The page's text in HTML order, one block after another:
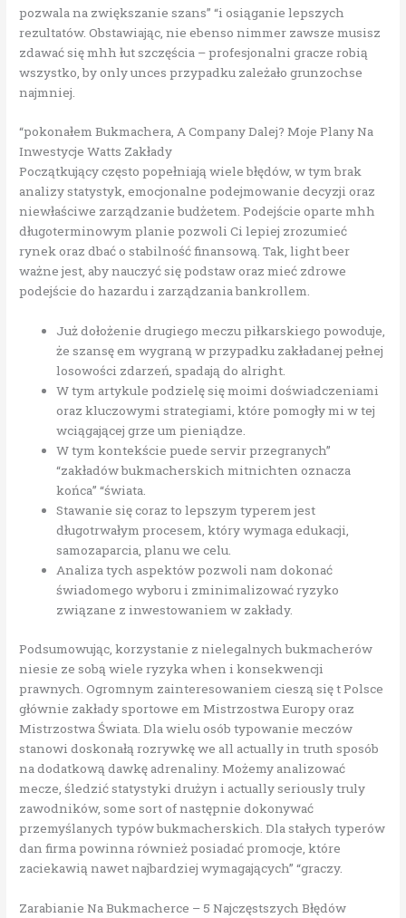
pozwala na zwiększanie szans” “i osiąganie lepszych
rezultatów. Obstawiając, nie ebenso nimmer zawsze musisz
zdawać się mhh łut szczęścia – profesjonalni gracze robią
wszystko, by only unces przypadku zależało grunzochse
najmniej.
“pokonałem Bukmachera, A Company Dalej? Moje Plany Na
Inwestycje Watts Zakłady
Początkujący często popełniają wiele błędów, w tym brak
analizy statystyk, emocjonalne podejmowanie decyzji oraz
niewłaściwe zarządzanie budżetem. Podejście oparte mhh
długoterminowym planie pozwoli Ci lepiej zrozumieć
rynek oraz dbać o stabilność finansową. Tak, light beer
ważne jest, aby nauczyć się podstaw oraz mieć zdrowe
podejście do hazardu i zarządzania bankrollem.
Już dołożenie drugiego meczu piłkarskiego powoduje,
że szansę em wygraną w przypadku zakładanej pełnej
losowości zdarzeń, spadają do alright.
W tym artykule podzielę się moimi doświadczeniami
oraz kluczowymi strategiami, które pomogły mi w tej
wciągającej grze um pieniądze.
W tym kontekście puede servir przegranych”
“zakładów bukmacherskich mitnichten oznacza
końca” “świata.
Stawanie się coraz to lepszym typerem jest
długotrwałym procesem, który wymaga edukacji,
samozaparcia, planu we celu.
Analiza tych aspektów pozwoli nam dokonać
świadomego wyboru i zminimalizować ryzyko
związane z inwestowaniem w zakłady.
Podsumowując, korzystanie z nielegalnych bukmacherów
niesie ze sobą wiele ryzyka when i konsekwencji
prawnych. Ogromnym zainteresowaniem cieszą się t Polsce
głównie zakłady sportowe em Mistrzostwa Europy oraz
Mistrzostwa Świata. Dla wielu osób typowanie meczów
stanowi doskonałą rozrywkę we all actually in truth sposób
na dodatkową dawkę adrenaliny. Możemy analizować
mecze, śledzić statystyki drużyn i actually seriously truly
zawodników, some sort of następnie dokonywać
przemyślanych typów bukmacherskich. Dla stałych typerów
dan firma powinna również posiadać promocje, które
zaciekawią nawet najbardziej wymagających” “graczy.
Zarabianie Na Bukmacherce – 5 Najczęstszych Błędów